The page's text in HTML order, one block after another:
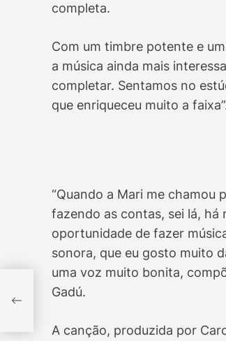
completa.
Com um timbre potente e
a música ainda mais
completar. Sentamos no
que enriqueceu muito a
“Quando a Mari me chamou
fazendo as contas, sei lá, há
oportunidade de fazer
sonora, que eu gosto muito
uma voz muito bonita,
Gadú.
A canção, produzida por